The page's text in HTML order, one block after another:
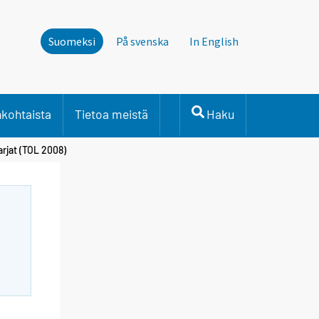
Suomeksi På svenska In English
Tietoa meistä Haku
(TOL 2008)